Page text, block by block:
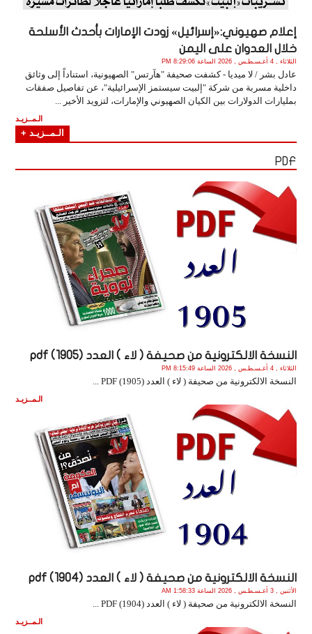
إعلام صهيوني:«إسرائيل» زودت الإمارات بأحدث الأسلحة
خلال العدوان على اليمن
الثلاثاء , 4 أغـسـطـس , 2026 الساعة 8:29:06 PM
عادل بشر / لا ميديا - كشفت صحيفة "هآرتس" الصهيونية، استناداً إلى وثائق
داخلية مسربة من شركة "إلبيت سيستمز الإسرائيلية"، عن تفاصيل صفقات
بمليارات الدولارات بين الكيان الصهيوني والإمارات، لتزويد الأخير ...
الـمــزيـد
الـمــزيـد +
PDF
النسخة الالكترونية من صحيفة ( لاء ) العدد (1905) pdf
الثلاثاء , 4 أغـسـطـس , 2026 الساعة 8:15:49 PM
النسخة الالكترونية من صحيفة ( لاء ) العدد (1905) PDF ...
الـمــزيـد
النسخة الالكترونية من صحيفة ( لاء ) العدد (1904) pdf
الأثنين , 3 أغـسـطـس , 2026 الساعة 1:58:33 AM
النسخة الالكترونية من صحيفة ( لاء ) العدد (1904) PDF ...
الـمــزيـد